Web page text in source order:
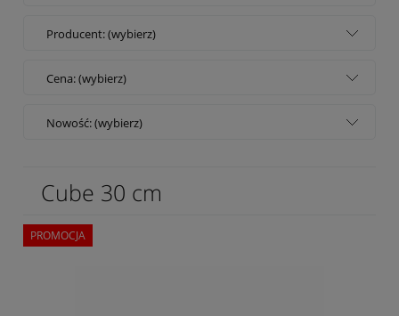
Producent: (wybierz)
Cena: (wybierz)
Nowość: (wybierz)
Cube 30 cm
PROMOCJA